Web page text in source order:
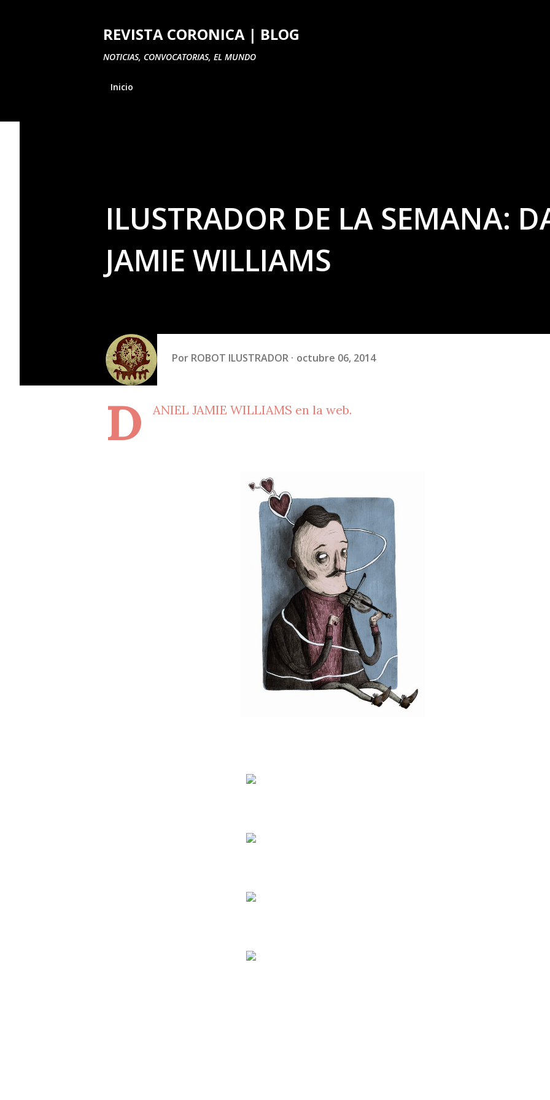
REVISTA CORONICA | BLOG
NOTICIAS, CONVOCATORIAS, EL MUNDO
Inicio
ILUSTRADOR DE LA SEMANA:
JAMIE WILLIAMS
Por ROBOT ILUSTRADOR octubre 06, 2014
D ANIEL JAMIE WILLIAMS en la web.